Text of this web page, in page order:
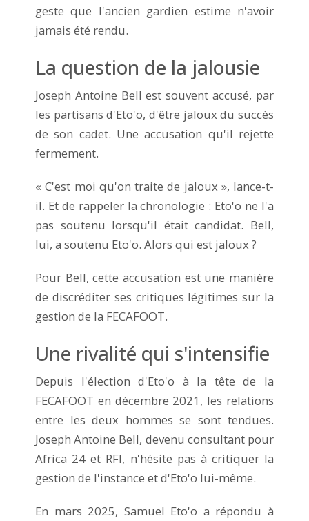
geste que l'ancien gardien estime n'avoir
jamais été rendu.
La question de la jalousie
Joseph Antoine Bell est souvent accusé, par
les partisans d'Eto'o, d'être jaloux du succès
de son cadet. Une accusation qu'il rejette
fermement.
« C'est moi qu'on traite de jaloux », lance-t-
il. Et de rappeler la chronologie : Eto'o ne l'a
pas soutenu lorsqu'il était candidat. Bell,
lui, a soutenu Eto'o. Alors qui est jaloux ?
Pour Bell, cette accusation est une manière
de discréditer ses critiques légitimes sur la
gestion de la FECAFOOT.
Une rivalité qui s'intensifie
Depuis l'élection d'Eto'o à la tête de la
FECAFOOT en décembre 2021, les relations
entre les deux hommes se sont tendues.
Joseph Antoine Bell, devenu consultant pour
Africa 24 et RFI, n'hésite pas à critiquer la
gestion de l'instance et d'Eto'o lui-même.
En mars 2025, Samuel Eto'o a répondu à